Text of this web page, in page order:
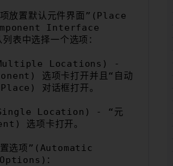
项放置默认元件界面”(Place
Interface
中选择一个选项：
Locations) -
选项卡打开并且“自动
对话框打开。
Location) - “元
选项卡打开。
置选项”(Automatic
：